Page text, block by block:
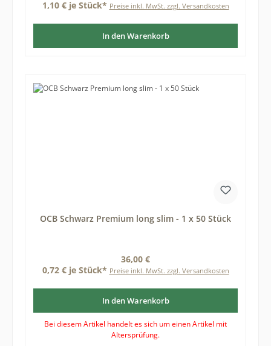
1,10 € je Stück* Preise inkl. MwSt. zzgl. Versandkosten
In den Warenkorb
OCB Schwarz Premium long slim - 1 x 50 Stück
Regulärer Preis:
36,00 €
0,72 € je Stück* Preise inkl. MwSt. zzgl. Versandkosten
In den Warenkorb
Bei diesem Artikel handelt es sich um einen Artikel mit
Altersprüfung.